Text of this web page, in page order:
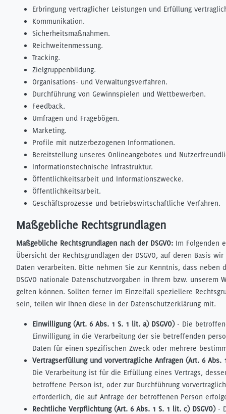
Erbringung vertraglicher Leistungen und Erfüllung
Kommunikation.
Sicherheitsmaßnahmen.
Reichweitenmessung.
Tracking.
Zielgruppenbildung.
Organisations- und Verwaltungsverfahren.
Durchführung von Gewinnspielen und Wettbewerben.
Feedback.
Umfragen und Fragebögen.
Marketing.
Profile mit nutzerbezogenen Informationen.
Bereitstellung unseres Onlineangebotes und
Informationstechnische Infrastruktur.
Öffentlichkeitsarbeit und Informationszwecke.
Öffentlichkeitsarbeit.
Geschäftsprozesse und betriebswirtschaftliche Verfahren.
Maßgebliche Rechtsgrundlagen
Maßgebliche Rechtsgrundlagen nach der DSGVO: Im Folgenden
Übersicht der Rechtsgrundlagen der DSGVO, auf deren Basis
Daten verarbeiten. Bitte nehmen Sie zur Kenntnis, dass neben
DSGVO nationale Datenschutzvorgaben in Ihrem bzw. unserem
gelten können. Sollten ferner im Einzelfall speziellere
sein, teilen wir Ihnen diese in der Datenschutzerklärung mit.
Einwilligung (Art. 6 Abs. 1 S. 1 lit. a) DSGVO)- Die
Einwilligung in die Verarbeitung der sie betreffenden
Daten für einen spezifischen Zweck oder mehrere
Vertragserfüllung und vorvertragliche Anfragen (Art. 6 Abs.
Die Verarbeitung ist für die Erfüllung eines Vertrags,
betroffene Person ist, oder zur Durchführung
erforderlich, die auf Anfrage der betroffenen Person
Rechtliche Verpflichtung (Art. 6 Abs. 1 S. 1 lit. c) DSGVO)-